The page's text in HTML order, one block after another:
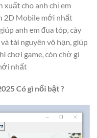
xuất cho anh chị em
2D Mobile mới nhất
anh em đua tóp, cày
tài nguyên vô hạn, giúp
chơi game, còn chờ gì
nhất
Có gì nổi bật ?